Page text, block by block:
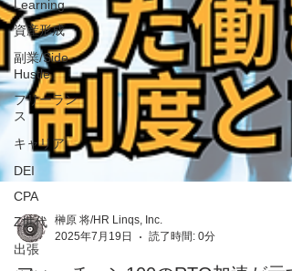
Learning
資産形成
副業/Side
Hustle
フリーラン
ス
キャリア
DEI
CPA
Z世代
出張